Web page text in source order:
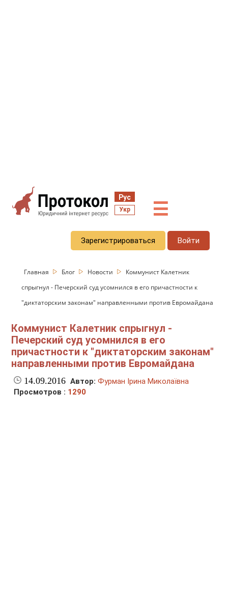
Рус
Укр ☰
Зарегистрироваться Войти
Главная Блог Новости
Коммунист Калетник
спрыгнул - Печерский суд усомнился в его причастности к
"диктаторским законам" направленными против Евромайдана
Коммунист Калетник спрыгнул -
Печерский суд усомнился в его
причастности к "диктаторским законам"
направленными против Евромайдана
14.09.2016 Автор: Фурман Ірина Миколаївна
Просмотров : 1290